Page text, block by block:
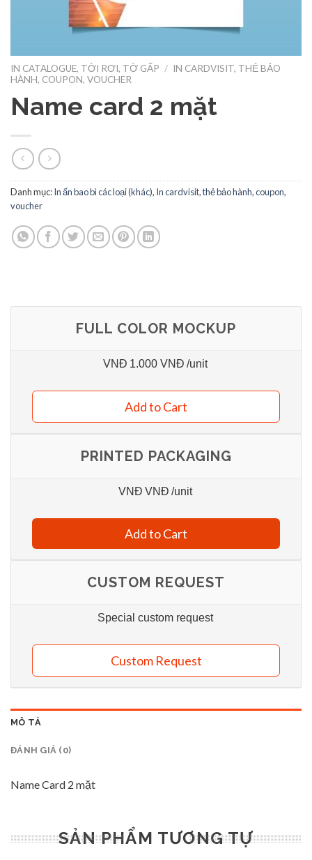
IN CATALOGUE, TỜI RƠI, TỜ GẤP / IN CARDVISIT, THẺ BẢO
HÀNH, COUPON, VOUCHER
Name card 2 mặt
Danh mục:In ấn bao bì các loại (khác), In cardvisit, thẻ bảo hành, coupon,
voucher
FULL COLOR MOCKUP
VNĐ 1.000 VNĐ /unit
Add to Cart
PRINTED PACKAGING
VNĐ VNĐ /unit
Add to Cart
CUSTOM REQUEST
Special custom request
Custom Request
MÔ TẢ
ĐÁNH GIÁ (0)
Name Card 2 mặt
SẢN PHẨM TƯƠNG TỰ